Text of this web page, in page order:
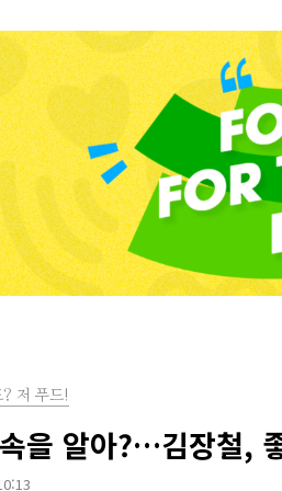
저 푸드!
을 알아?…김장철,